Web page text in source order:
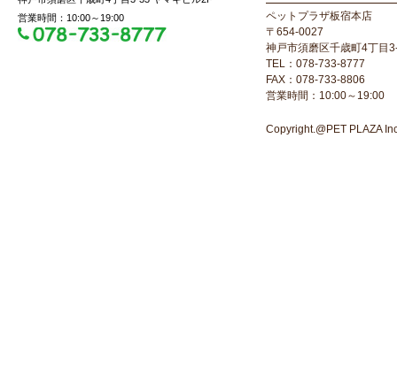
営業時間：10:00～19:00
ペットプラザ板宿本店
〒654-0027
神戸市須磨区千歳町4丁目
TEL：078-733-8777
FAX：078-733-8806
営業時間：10:00～19:00
Copyright.@PET PLAZA